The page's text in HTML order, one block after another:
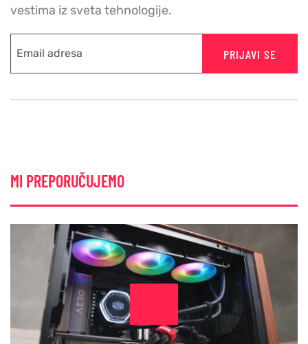
vestima iz sveta tehnologije.
PRIJAVI SE
MI PREPORUČUJEMO